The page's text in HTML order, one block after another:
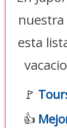
esta
🚩
👍